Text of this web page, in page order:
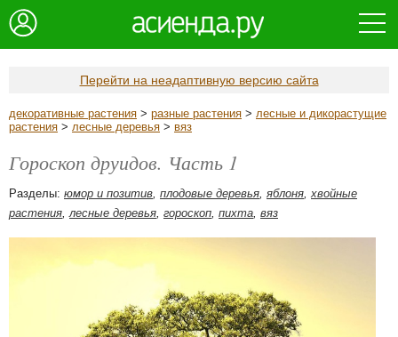
Перейти на неадаптивную версию сайта
декоративные растения > разные растения > лесные и дикорастущие
растения > лесные деревья > вяз
Гороскоп друидов. Часть 1
Разделы: юмор и позитив, плодовые деревья, яблоня,хвойные
растения,лесные деревья, гороскоп, пихта, вяз